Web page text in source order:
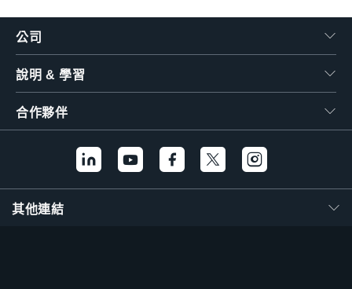
公司
說明 & 學習
合作夥伴
其他連結